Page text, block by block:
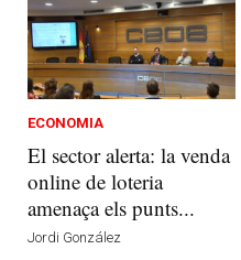
ECONOMIA
El sector alerta: la venda
online de loteria
amenaça els punts...
Jordi González